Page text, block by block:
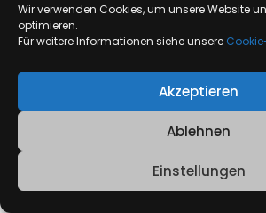
Wir verwenden Cookies, um unsere Website
optimieren.
Für weitere Informationen siehe unsere
Akzeptieren
Ablehnen
Einstellungen
FABIO WIBMER EDITION – CANYON TORQUE